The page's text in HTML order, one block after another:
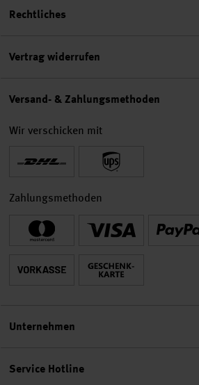
Service Hotline
Rechtliches
Vertrag widerrufen
Versand- & Zahlungsmethoden
Wir verschicken mit
Zahlungsmethoden
Unternehmen